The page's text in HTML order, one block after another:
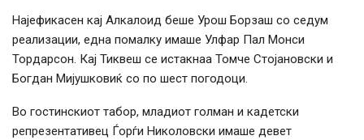
Најефикасен кај Алкалоид беше Урош Борзаш со седум
реализации, една помалку имаше Улфар Пал Монси
Тордарсон. Кај Тиквеш се истакнаа Томче Стојановски и
Богдан Мијушковиќ со по шест погодоци.
Во гостинскиот табор, младиот голман и кадетски
репрезентативец Ѓорѓи Николовски имаше девет